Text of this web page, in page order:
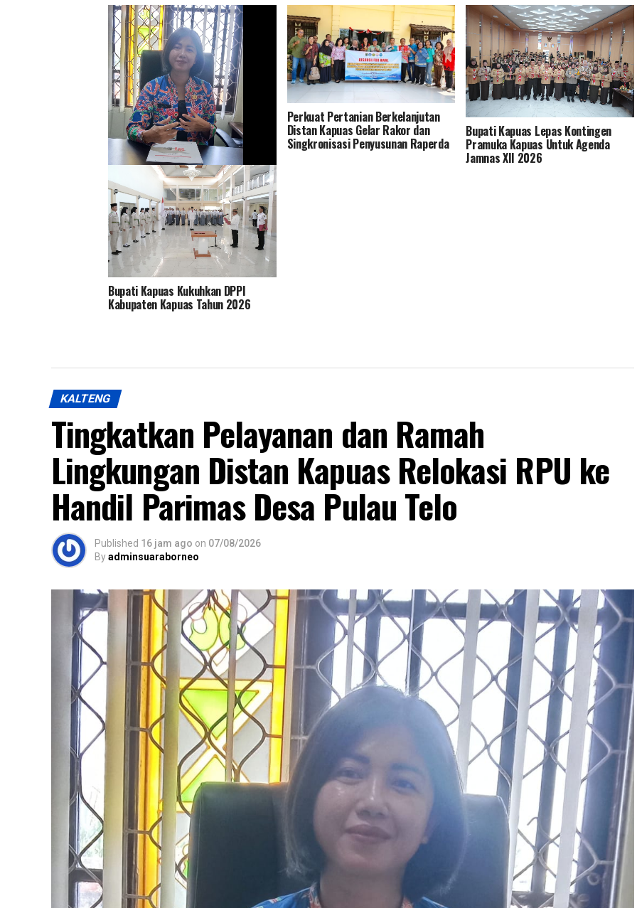
Tingkatkan Pelayanan dan Ramah
Lingkungan Distan Kapuas Relokasi
RPU ke Handil Parimas Desa Pulau
Telo
Perkuat Pertanian Berkelanjutan
Distan Kapuas Gelar Rakor dan
Singkronisasi Penyusunan Raperda
Bupati Kapuas Lepas Kontingen
Pramuka Kapuas Untuk Agenda
Jamnas XII 2026
Bupati Kapuas Kukuhkan DPPI
Kabupaten Kapuas Tahun 2026
KALTENG
Tingkatkan Pelayanan dan Ramah
Lingkungan Distan Kapuas Relokasi RPU ke
Handil Parimas Desa Pulau Telo
Published 16 jam ago on 07/08/2026
Byadminsuaraborneo